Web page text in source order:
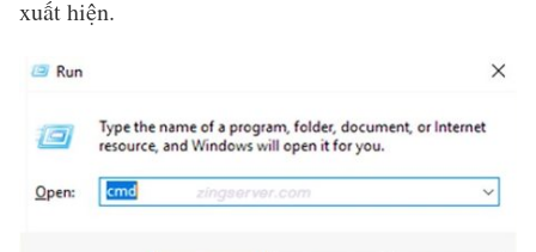
xuất hiện.